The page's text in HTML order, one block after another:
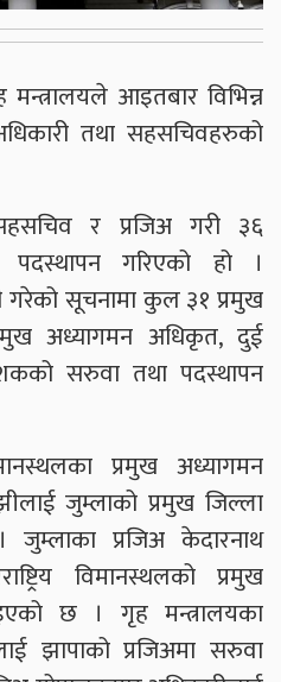
आइतबार विभिन्न
तथा सहसचिवहरुको
सहसचिव र प्रजिअ गरी ३६
पदस्थापन गरिएको हो ।
गरेको सूचनामा कुल ३१ प्रमुख
अध्यागमन अधिकृत, दुई
सरुवा तथा पदस्थापन
प्रमुख अध्यागमन
जुम्लाको प्रमुख जिल्ला
प्रजिअ केदारनाथ
विमानस्थलको प्रमुख
छ । गृह मन्त्रालयका
झापाको प्रजिअमा सरुवा